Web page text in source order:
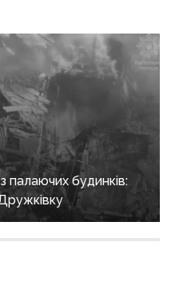
палаючих будинків: